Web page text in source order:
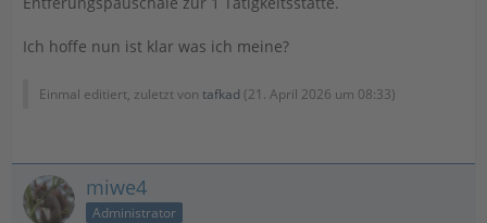
Ich hoffe nun ist klar was ich meine?
Einmal editiert, zuletzt von tafkad (21. April 2026 um 08:33)
miwe4
Administrator